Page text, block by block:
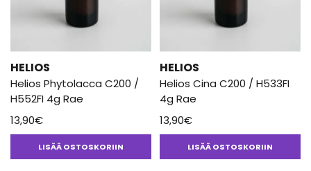
HELIOS
Helios Phytolacca C200 /
H552FI 4g Rae
13,90€
LISÄÄ OSTOSKORIIN
HELIOS
Helios Cina C200 / H533FI
4g Rae
13,90€
LISÄÄ OSTOSKORIIN